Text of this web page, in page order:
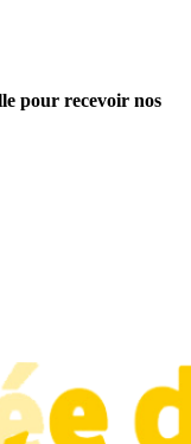
pour recevoir nos